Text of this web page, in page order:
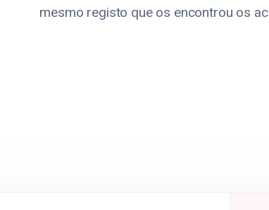
mesmo registo que os encontrou os